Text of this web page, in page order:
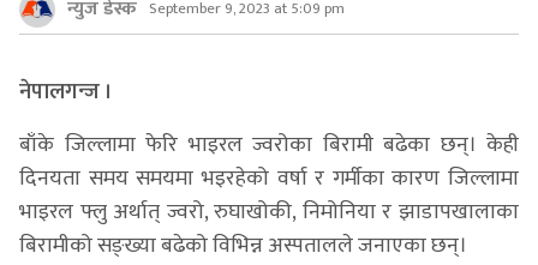
न्युज डेस्क September 9, 2023 at 5:09 pm
नेपालगन्ज ।
बाँके जिल्लामा फेरि भाइरल ज्वरोका बिरामी बढेका छन्। केही
दिनयता समय समयमा भइरहेको वर्षा र गर्मीका कारण जिल्लामा
भाइरल फ्लु अर्थात् ज्वरो, रुघाखोकी, निमोनिया र झाडापखालाका
बिरामीको सङ्ख्या बढेको विभिन्न अस्पतालले जनाएका छन्।